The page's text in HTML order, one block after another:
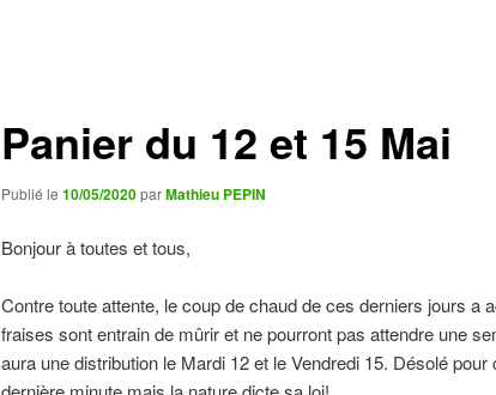
Panier du 12 et 15 Mai
Publié le 10/05/2020parMathieu PEPIN
Bonjour à toutes et tous,
Contre toute attente, le coup de chaud de ces derniers jours a
fraises sont entrain de mûrir et ne pourront pas attendre une
aura une distribution le Mardi 12 et le Vendredi 15. Désolé